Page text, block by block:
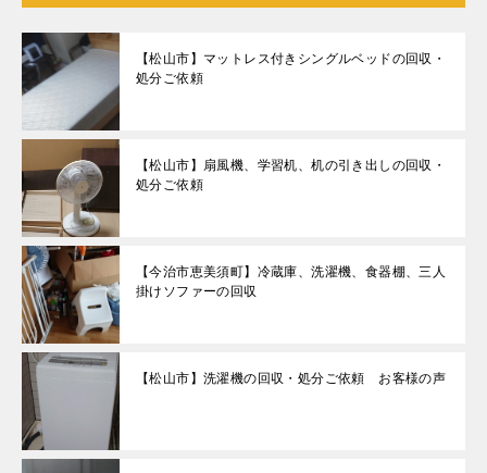
【松山市】マットレス付きシングルベッドの回収・
処分ご依頼
【松山市】扇風機、学習机、机の引き出しの回収・
処分ご依頼
【今治市恵美須町】冷蔵庫、洗濯機、食器棚、三人
掛けソファーの回収
【松山市】洗濯機の回収・処分ご依頼 お客様の声